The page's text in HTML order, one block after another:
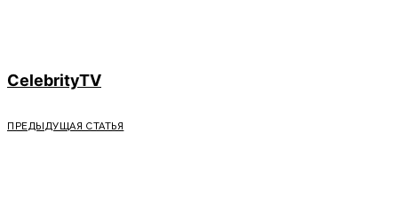
CelebrityTV
ПРЕДЫДУЩАЯ СТАТЬЯ